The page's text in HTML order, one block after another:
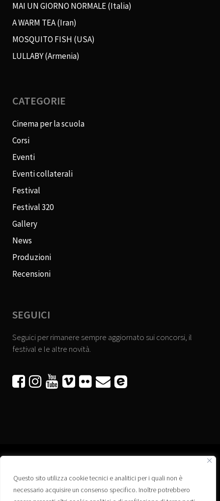
Questo sito utilizza cookie tecnici e analitici per i quali non è
necessario acquisire un consenso specifico. Inoltre potrebbero
MAI UN GIORNO NORMALE (Italia)
A WARM TEA (Iran)
MOSQUITO FISH (USA)
LULLABY (Armenia)
CATEGORIE
Cinema per la scuola
Corsi
Eventi
Eventi collaterali
Festival
Festival 320
Gallery
News
Produzioni
Recensioni
SEGUICI
Seguici per rimanere sempre aggiornato sui concorsi, il
festival e le altre novità.
     
Associazione “Corti a Ponte” APS
Via Wagner, 42 - 35020 Ponte San Nicolò (PD)